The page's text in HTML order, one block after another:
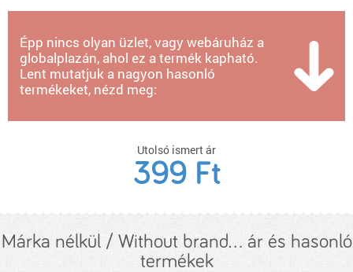
Épp nincs olyan üzlet, vagy webáruház a
globalplazán, ahol ez a termék kapható.
Lent mutatjuk a nagyon hasonló
termékeket, nézd meg:
Utolsó ismert ár
399 Ft
Márka nélkül / Without brand... ár és hasonló
termékek